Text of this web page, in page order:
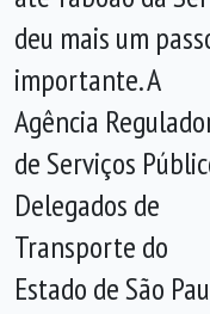
deu mais um
importante. A
Agência
de Serviços
Delegados de
Transporte do
Estado de São